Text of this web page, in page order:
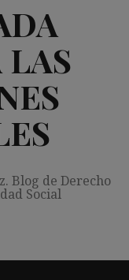
Blog de Derecho
Social